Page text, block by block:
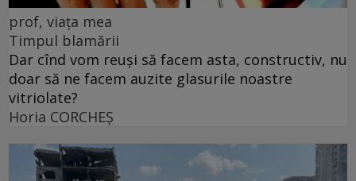
prof, viața mea
Timpul blamării
Dar cînd vom reuși să facem asta, constructiv, nu
doar să ne facem auzite glasurile noastre
vitriolate?
Horia CORCHEŞ